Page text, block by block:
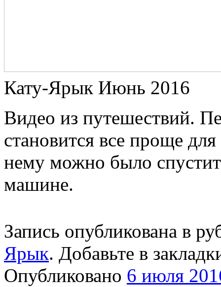
Кату-Ярык Июнь 2016
Видео из путешествий.
становится все проще
нему можно было
машине.
Запись опубликована в
Ярык. Добавьте в
Опубликовано 6 июля